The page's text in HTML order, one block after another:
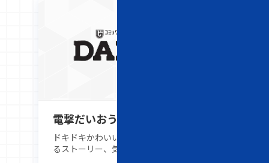
電撃だいおうじ
ドキドキかわいい日常に、ワクワク心踊
るストーリー、気軽に読めるライトコミ